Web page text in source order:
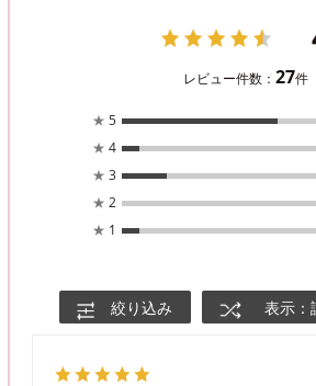
レビュー件数： 27件
★ 5
★ 4
★ 3
★ 2
★ 1
絞り込み 表示：